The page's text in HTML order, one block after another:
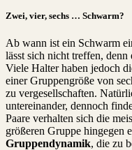
Zwei, vier, sechs … Schwarm?
Ab wann ist ein Schwarm
lässt sich nicht treffen,
Viele Halter haben jedoch
einer Gruppengröße von
zu vergesellschaften.
untereinander, dennoch
Paare verhalten sich die
größeren Gruppe hingegen
Gruppendynamik, die zu